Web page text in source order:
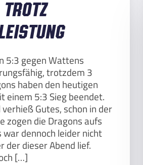
trotz
5:3 gegen Wattens
trotzdem 3
haben den heutigen
einem 5:3 Sieg beendet.
Gutes, schon in der
zogen die Dragons aufs
war dennoch leider nicht
der dieser Abend lief.
[…]